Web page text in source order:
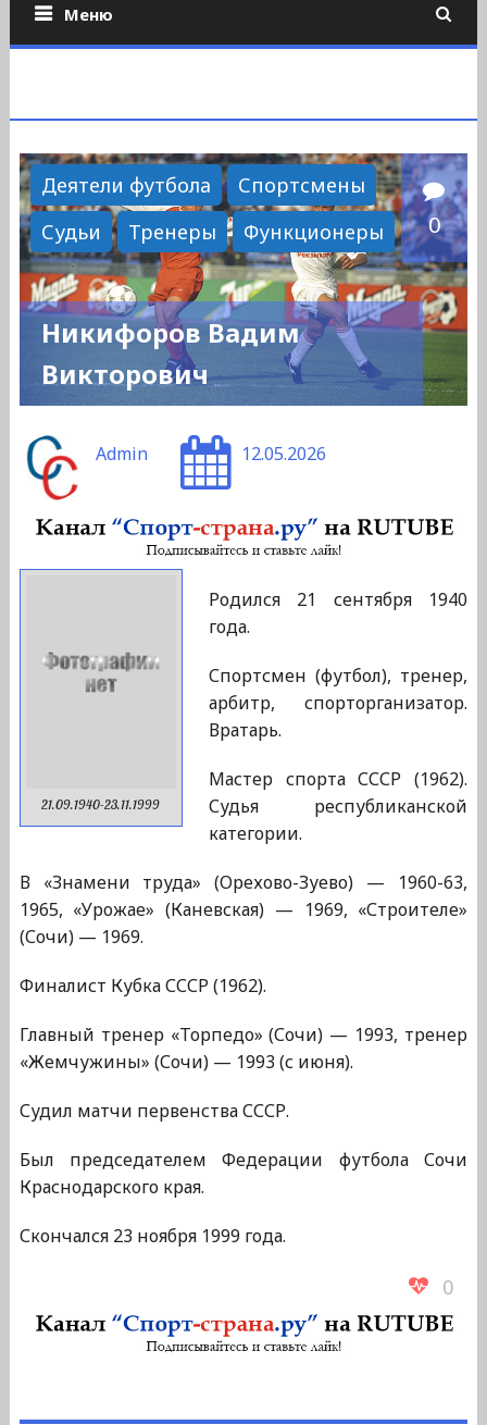
Меню
Деятели футбола
Спортсмены
Судьи
Тренеры Функционеры 0
Никифоров Вадим
Викторович
Admin 12.05.2026
21.09.1940-23.11.1999
Родился 21 сентября 1940
года.
Спортсмен (футбол), тренер,
арбитр, спорторганизатор.
Вратарь.
Мастер спорта СССР (1962).
Судья республиканской
категории.
В «Знамени труда» (Орехово-Зуево) — 1960-63,
1965, «Урожае» (Каневская) — 1969, «Строителе»
(Сочи) — 1969.
Финалист Кубка СССР (1962).
Главный тренер «Торпедо» (Сочи) — 1993, тренер
«Жемчужины» (Сочи) — 1993 (с июня).
Судил матчи первенства СССР.
Был председателем Федерации футбола Сочи
Краснодарского края.
Скончался 23 ноября 1999 года.
0